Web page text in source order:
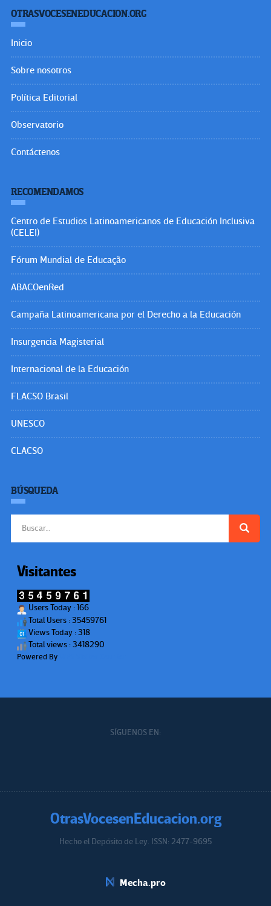
OTRASVOCESENEDUCACION.ORG
Inicio
Sobre nosotros
Política Editorial
Observatorio
Contáctenos
RECOMENDAMOS
Centro de Estudios Latinoamericanos de Educación Inclusiva
(CELEI)
Fórum Mundial de Educação
ABACOenRed
Campaña Latinoamericana por el Derecho a la Educación
Insurgencia Magisterial
Internacional de la Educación
FLACSO Brasil
UNESCO
CLACSO
BÚSQUEDA
Visitantes
Users Today : 166
Total Users : 35459761
Views Today : 318
Total views : 3418290
Powered By
SÍGUENOS EN:
OtrasVocesenEducacion.org
Hecho el Depósito de Ley. ISSN: 2477-9695
Mecha.pro